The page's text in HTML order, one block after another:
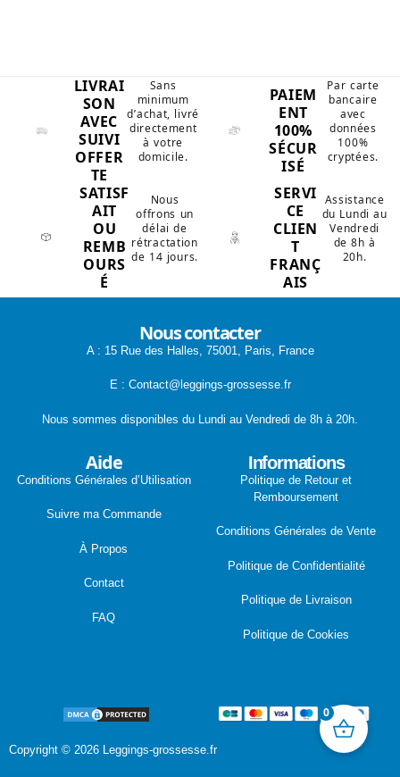
LIVRAI
SON
AVEC
SUIVI
OFFER
TE
Sans
minimum
d’achat, livré
directement
à votre
domicile.
PAIEM
ENT
100%
SÉCUR
ISÉ
Par carte
bancaire
avec
données
100%
cryptées.
SATISF
AIT
OU
REMB
OURS
É
Nous
offrons un
délai de
rétractation
de 14 jours.
SERVI
CE
CLIEN
T
FRANÇ
AIS
Assistance
du Lundi au
Vendredi
de 8h à
20h.
Nous contacter
A : 15 Rue des Halles, 75001, Paris, France
E : Contact@leggings-grossesse.fr
Nous sommes disponibles du Lundi au Vendredi de 8h à 20h.
Aide
Conditions Générales d’Utilisation
Suivre ma Commande
À Propos
Contact
FAQ
Informations
Politique de Retour et
Remboursement
Conditions Générales de Vente
Politique de Confidentialité
Politique de Livraison
Politique de Cookies
Copyright © 2026 Leggings-grossesse.fr
0